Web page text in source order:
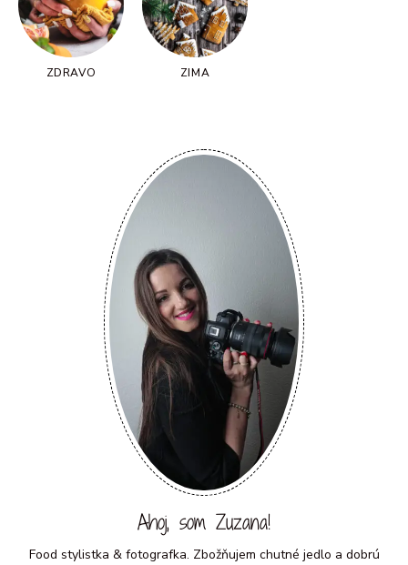
ZDRAVO ZIMA
Ahoj, som Zuzana!
Food stylistka & fotografka. Zbožňujem chutné jedlo a dobrú